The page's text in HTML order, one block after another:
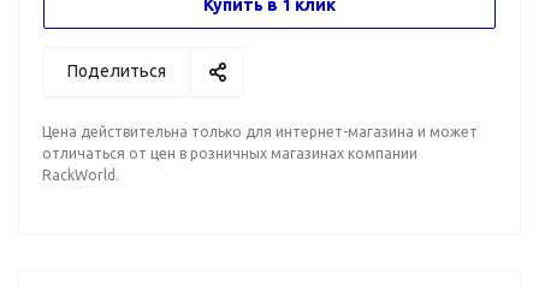
Купить в 1 клик
Поделиться
Цена действительна только для интернет-магазина и может
отличаться от цен в розничных магазинах компании
RackWorld.